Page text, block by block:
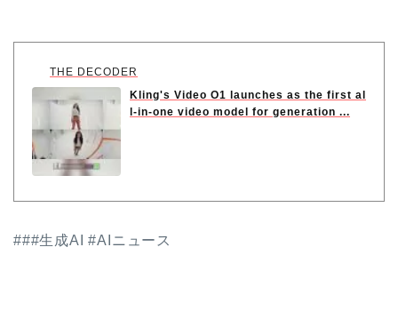
THE DECODER
Kling's Video O1 launches as the first al
l-in-one video model for generation ...
###生成AI #AIニュース